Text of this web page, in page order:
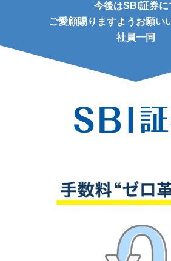
今後はSBI証券に
ご愛顧賜りますようお願い
社員一同